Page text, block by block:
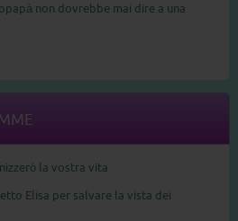
non dovrebbe mai dire a una
la vostra vita
Elisa per salvare la vista dei